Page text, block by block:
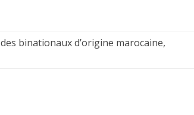
binationaux d’origine marocaine,